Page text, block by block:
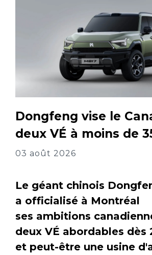
Dongfeng vise le
deux VÉ à moins de
03 août 2026
Le géant chinois
a officialisé à Montréal
ses ambitions
deux VÉ abordables dès
et peut-être une usine